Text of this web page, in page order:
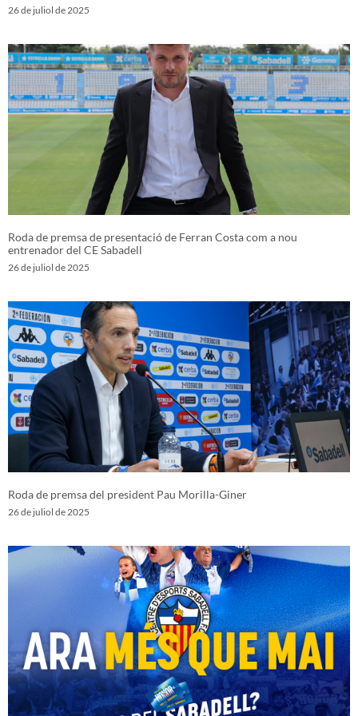
26 de juliol de 2025
Roda de premsa de presentació de Ferran Costa com a nou
entrenador del CE Sabadell
26 de juliol de 2025
Roda de premsa del president Pau Morilla-Giner
26 de juliol de 2025